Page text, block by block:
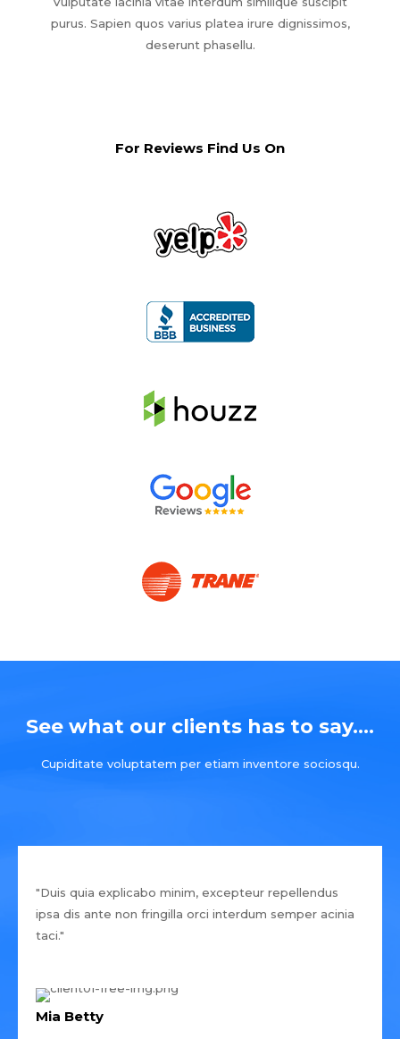
purus. Sapien quos varius platea irure dignissimos,
deserunt phasellu.
For Reviews Find Us On
See what our clients has to say....
Cupiditate voluptatem per etiam inventore sociosqu.
"Duis quia explicabo minim, excepteur repellendus
ipsa dis ante non fringilla orci interdum semper acinia
taci."
Mia Betty